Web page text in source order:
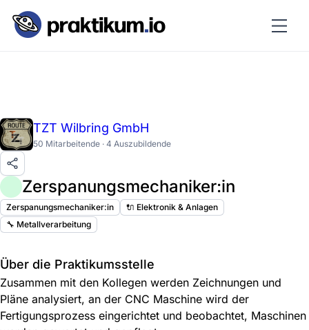
TZT Wilbring GmbH
50 Mitarbeitende · 4 Auszubildende
Zerspanungsmechaniker:in
Zerspanungsmechaniker:in
🔌 Elektronik & Anlagen
🔧 Metallverarbeitung
Über die Praktikumsstelle
Zusammen mit den Kollegen werden Zeichnungen und
Pläne analysiert, an der CNC Maschine wird der
Fertigungsprozess eingerichtet und beobachtet, Maschinen